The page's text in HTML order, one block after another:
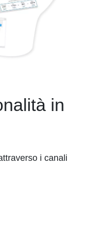
in
i canali